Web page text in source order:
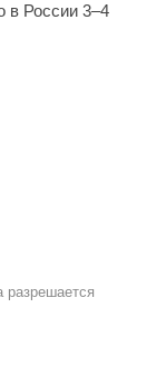
в России 3–4
разрешается